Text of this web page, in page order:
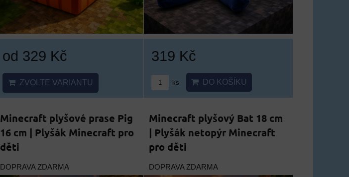
od 329 Kč
ZVOLTE VARIANTU
319 Kč
ks DO KOŠÍKU
Minecraft plyšové prase Pig
16 cm | Plyšák Minecraft pro
děti
DOPRAVA ZDARMA
Minecraft plyšový Bat 18 cm
| Plyšák netopýr Minecraft
pro děti
DOPRAVA ZDARMA